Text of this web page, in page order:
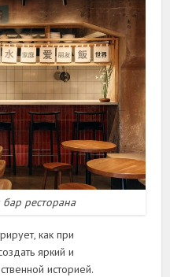
ресторана
как при
яркий и
историей.